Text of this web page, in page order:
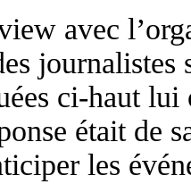
avec
journalistes
ci-haut lui
était de
les